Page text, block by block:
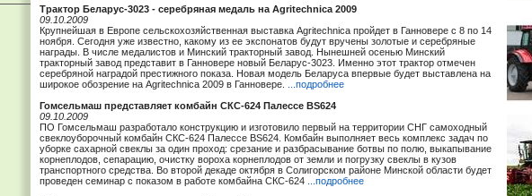
Трактор Беларус-3023 - серебряная медаль на Agritechnica 2009
09.10.2009
Крупнейшая в Европе сельскохозяйственная выставка Agritechnica пройдет в Ганновере с 8 по 14
ноября. Сегодня уже известно, какому из ее экспонатов будут вручены золотые и серебряные
награды. В числе медалистов и Минский тракторный завод. Нынешней осенью Минский
тракторный завод представит в Ганновере новый Беларус-3023. Именно этот трактор отмечен
серебряной наградой престижного показа. Новая модель Беларуса впервые будет выставлена на
широкое обозрение на Agritechnica 2009 в Ганновере.
...подробнее
Гомсельмаш представляет комбайн СКС-624 Палессе BS624
09.10.2009
ПО Гомсельмаш разработало конструкцию и изготовило первый на территории СНГ самоходный
свеклоуборочный комбайн СКС-624 Палессе BS624. Комбайн выполняет весь комплекс задач по
уборке сахарной свеклы за один проход: срезание и разбрасывание ботвы по полю, выкапывание
корнеплодов, сепарацию, очистку вороха корнеплодов от земли и погрузку свеклы в кузов
транспортного средства. Во второй декаде октября в Солигорском районе Минской области будет
проведен семинар с показом в работе комбайна СКС-624
...подробнее